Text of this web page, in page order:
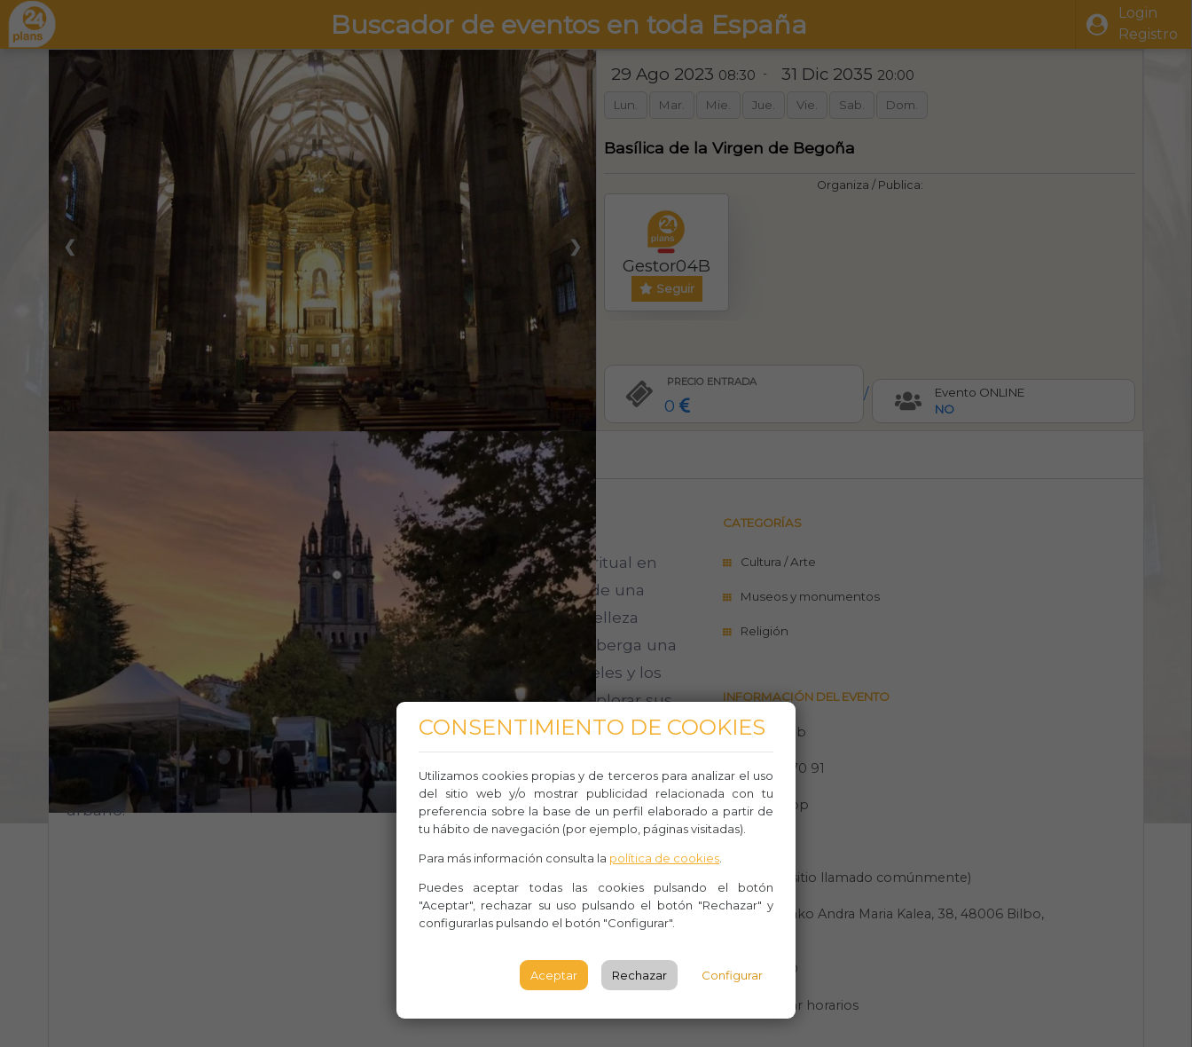
Buscador de eventos en toda España
Login
Registro
❮ ❯
29 Ago 2023 08:30 - 31 Dic 2035 20:00
Lun. Mar. Mie. Jue. Vie. Sab. Dom.
Basílica de la Virgen de Begoña
Organiza / Publica:
Gestor04B
Seguir
PRECIO ENTRADA
0
/
Evento ONLINE
NO
536 0
La Basílica de la Virgen de Begoña es una joya arquitectónica y espiritual en
Bilbao que merece ser visitada. Su majestuosa presencia en lo alto de una
colina ofrece una vista impresionante de la ciudad. Además de su belleza
arquitectónica, con su característica fachada neogótica, la basílica alberga una
profunda devoción a la Virgen de Begoña, patrona de Bizkaia. Los fieles y los
visitantes pueden experimentar la serenidad y la espiritualidad al explorar sus
espacios sagrados, iluminados por la luz que se filtra a través de hermosos
vitrales. Es un lugar donde se entrelazan la historia, la fe y la cultura vasca, y
donde se puede encontrar paz y conexión espiritual en medio del bullicio
urbano.
CATEGORÍAS
Cultura / Arte
Museos y monumentos
Religión
INFORMACIÓN DEL EVENTO
Sitio web
944 12 70 91
Whasapp
Lugar (sitio llamado comúnmente)
Begoñako Andra Maria Kalea, 38, 48006 Bilbo,
BILBAO
Consular horarios
CONSENTIMIENTO DE COOKIES
Utilizamos cookies propias y de terceros para analizar el uso
del sitio web y/o mostrar publicidad relacionada con tu
preferencia sobre la base de un perfil elaborado a partir de
tu hábito de navegación (por ejemplo, páginas visitadas).
Para más información consulta la política de cookies
Puedes aceptar todas las cookies pulsando el botón
"Aceptar", rechazar su uso pulsando el botón "Rechazar" y
configurarlas pulsando el botón "Configurar".
Aceptar Rechazar Configurar